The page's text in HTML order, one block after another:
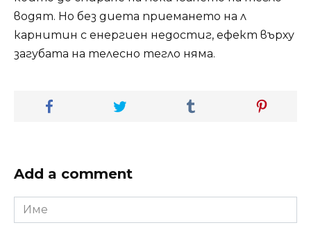
водят. Но без диета приемането на л
карнитин с енергиен недостиг, ефект върху
загубата на телесно тегло няма.
Add a comment
Име
*